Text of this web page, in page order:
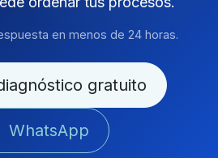
en menos de 24 horas.
gratuito
WhatsApp